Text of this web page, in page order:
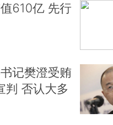
610亿 先行
记樊澄受贿
判 否认大多